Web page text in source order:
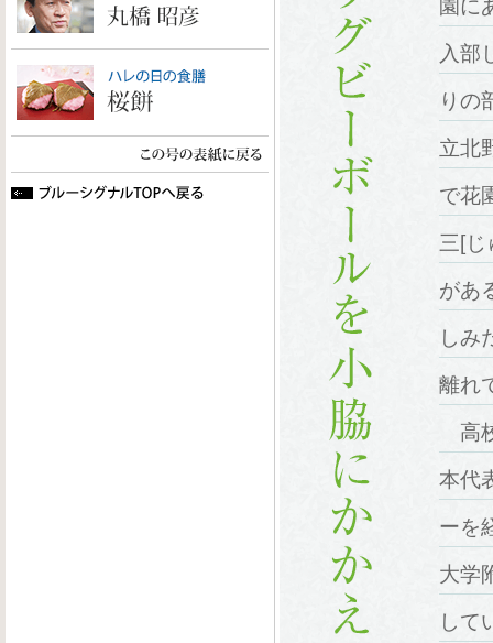
園に
入部
りの
立北
で花
三[じ
があ
しみ
離れ
高
本代
ーを
大学
して